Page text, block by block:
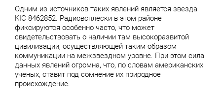
Одним из источников таких явлений является звезда
KIC 8462852. Радиовсплески в этом районе
фиксируются особенно часто, что может
свидетельствовать о наличии там высокоразвитой
цивилизации, осуществляющей таким образом
коммуникации на межзвездном уровне. При этом сила
данных явлений огромна, что, по словам американских
ученых, ставит под сомнение их природное
происхождение.